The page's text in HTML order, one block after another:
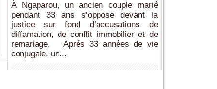
À Ngaparou, un ancien couple marié
pendant 33 ans s’oppose devant la
justice sur fond d’accusations de
diffamation, de conflit immobilier et de
remariage. Après 33 années de vie
conjugale, un...